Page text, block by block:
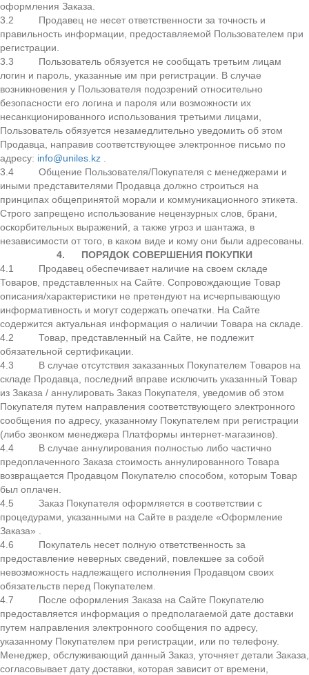
оформления Заказа.
3.2 Продавец не несет ответственности за точность и
правильность информации, предоставляемой Пользователем при
регистрации.
3.3 Пользователь обязуется не сообщать третьим лицам
логин и пароль, указанные им при регистрации. В случае
возникновения у Пользователя подозрений относительно
безопасности его логина и пароля или возможности их
несанкционированного использования третьими лицами,
Пользователь обязуется незамедлительно уведомить об этом
Продавца, направив соответствующее электронное письмо по
адресу: info@uniles.kz
3.4 Общение Пользователя/Покупателя с менеджерами и
иными представителями Продавца должно строиться на
принципах общепринятой морали и коммуникационного этикета.
Строго запрещено использование нецензурных слов, брани,
оскорбительных выражений, а также угроз и шантажа, в
независимости от того, в каком виде и кому они были адресованы.
4. ПОРЯДОК СОВЕРШЕНИЯ ПОКУПКИ
4.1 Продавец обеспечивает наличие на своем складе
Товаров, представленных на Сайте. Сопровождающие Товар
описания/характеристики не претендуют на исчерпывающую
информативность и могут содержать опечатки. На Сайте
содержится актуальная информация о наличии Товара на складе.
4.2 Товар, представленный на Сайте, не подлежит
обязательной сертификации.
4.3 В случае отсутствия заказанных Покупателем Товаров на
складе Продавца, последний вправе исключить указанный Товар
из Заказа / аннулировать Заказ Покупателя, уведомив об этом
Покупателя путем направления соответствующего электронного
сообщения по адресу, указанному Покупателем при регистрации
(либо звонком менеджера Платформы интернет-магазинов).
4.4 В случае аннулирования полностью либо частично
предоплаченного Заказа стоимость аннулированного Товара
возвращается Продавцом Покупателю способом, которым Товар
был оплачен.
4.5 Заказ Покупателя оформляется в соответствии с
процедурами, указанными на Сайте в разделе «Оформление
Заказа» .
4.6 Покупатель несет полную ответственность за
предоставление неверных сведений, повлекшее за собой
невозможность надлежащего исполнения Продавцом своих
обязательств перед Покупателем.
4.7 После оформления Заказа на Сайте Покупателю
предоставляется информация о предполагаемой дате доставки
путем направления электронного сообщения по адресу,
указанному Покупателем при регистрации, или по телефону.
Менеджер, обслуживающий данный Заказ, уточняет детали Заказа,
согласовывает дату доставки, которая зависит от времени,